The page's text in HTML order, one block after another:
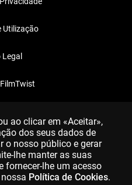
Utilização
ao clicar em «Aceitar»,
dos seus dados de
o nosso público e gerar
lhe manter as suas
fornecer-lhe um acesso
Política de Cookies.